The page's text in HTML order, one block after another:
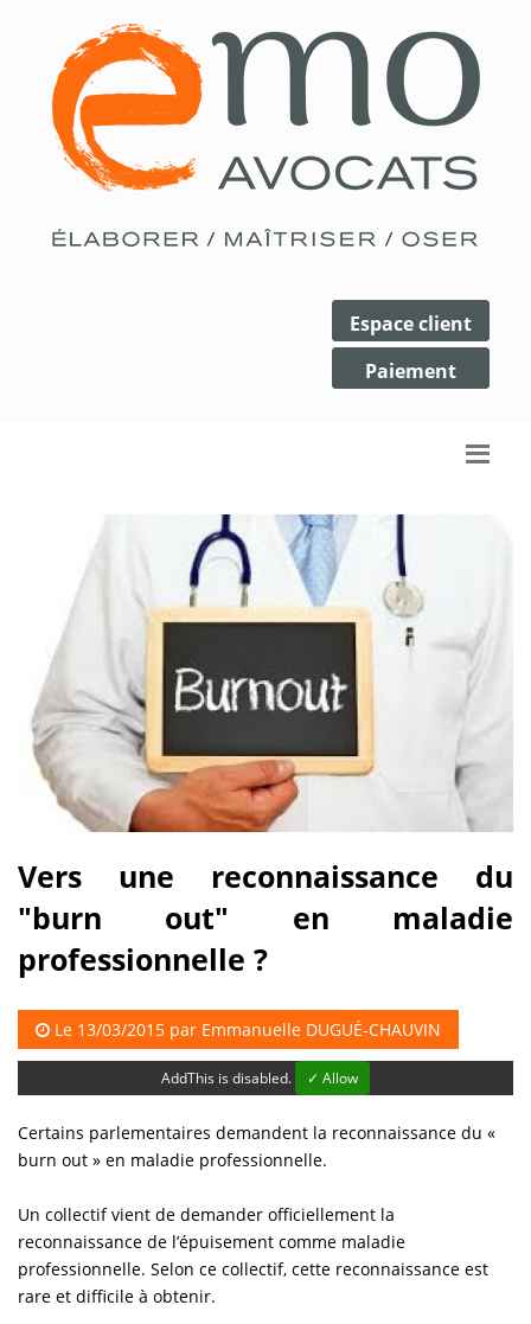
Espace client
Paiement
Vers une reconnaissance du
"burn out" en maladie
professionnelle ?
Le 13/03/2015 par Emmanuelle DUGUÉ-CHAUVIN
AddThis is disabled. ✓ Allow
Certains parlementaires demandent la reconnaissance du «
burn out » en maladie professionnelle.
Un collectif vient de demander officiellement la
reconnaissance de l’épuisement comme maladie
professionnelle. Selon ce collectif, cette reconnaissance est
rare et difficile à obtenir.